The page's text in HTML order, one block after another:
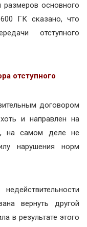
размеров основного
ГК сказано, что
отступного
отступного
договором
и направлен на
на самом деле не
нарушения норм
вернуть другой
в результате этого